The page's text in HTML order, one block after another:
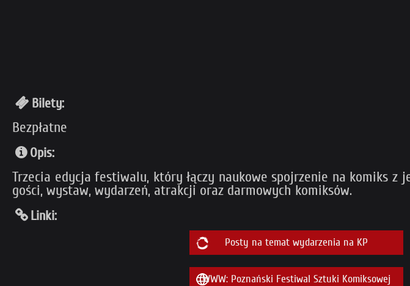
Bilety:
Bezpłatne
Opis:
Trzecia edycja festiwalu, który łączy naukowe spojrzenie na komiks
gości, wystaw, wydarzeń, atrakcji oraz darmowych komiksów.
Linki:
Posty na temat wydarzenia na KP
WWW: Poznański Festiwal Sztuki Komiksowej